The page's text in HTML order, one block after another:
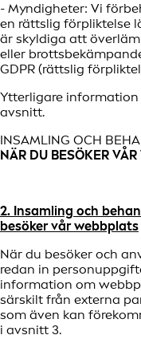
- Myndigheter: Vi
en rättslig förpliktelse
är skyldiga att
eller
GDPR (rättslig
Ytterligare
avsnitt.
INSAMLING OCH
NÄR DU BESÖKER
2. Insamling och
besöker vår webbplats
När du besöker och
redan in
information om
särskilt från externa
som även kan
i avsnitt 3.